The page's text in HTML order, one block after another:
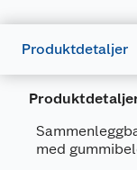
Produktdetaljer
med